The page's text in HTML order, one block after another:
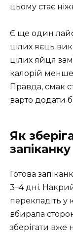
цьому стає
Є ще один
цілих яєць
цілих яйця
калорій менше,
Правда, смак
варто додати
Як
запіканку
Готова
3–4 дні.
перекладіть
вбирала
зберігати вже